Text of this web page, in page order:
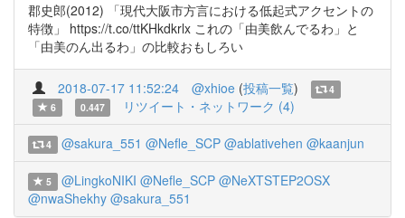
郡史郎(2012) 「現代大阪市方言における低起式アクセントの
特徴」 https://t.co/ttKHkdkrlx これの「由美飲んでるわ」と
「由美のん出るわ」の比較おもしろい
2018-07-17 11:52:24 @xhioe (投稿一覧)
4
6
0.447 リツイート・ネットワーク (4)
4 @sakura_551 @Nefle_SCP @ablativehen @kaanjun
5 @LingkoNIKI @Nefle_SCP @NeXTSTEP2OSX
@nwaShekhy @sakura_551